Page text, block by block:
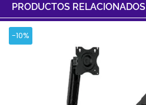
PRODUCTOS RELACIONADOS
-10%